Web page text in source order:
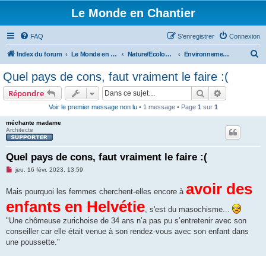
Le Monde en Chantier
FAQ Connexion
S’enregistrer
Index du forum Le Monde en Chantier Nature/Ecologie/Ptits oiseaux... Environnement/écologie
Quel pays de cons, faut vraiment le faire :(
Répondre Rechercher
Voir le premier message non lu• 1 message • Page 1 sur 1
méchante madame
Architecte
Quel pays de cons, faut vraiment le faire :(
M
s
g
e
n
n
l
jeu. 16 févr. 2023, 13:59
Mais pourquoi les femmes cherchent-elles encore à avoir des
enfants en Helvétie, s'est du masochisme...
"Une chômeuse zurichoise de 34 ans n’a pas pu s’entretenir avec son
conseiller car elle était venue à son rendez-vous avec son enfant dans
une poussette."